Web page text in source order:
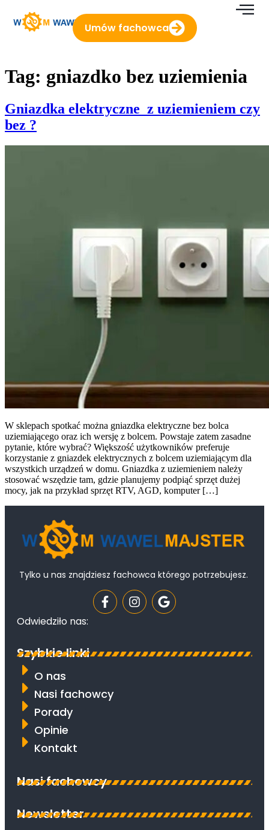
treści
Umów fachowca
Tag: gniazdko bez uziemienia
Gniazdka elektryczne z uziemieniem czy
bez ?
W sklepach spotkać można gniazdka elektryczne bez bolca
uziemiającego oraz ich wersję z bolcem. Powstaje zatem zasadne
pytanie, które wybrać? Większość użytkowników preferuje
korzystanie z gniazdek elektrycznych z bolcem uziemiającym dla
wszystkich urządzeń w domu. Gniazdka z uziemieniem należy
stosować wszędzie tam, gdzie planujemy podpiąć sprzęt dużej
mocy, jak na przykład sprzęt RTV, AGD, komputer […]
Tylko u nas znajdziesz fachowca którego potrzebujesz.
Odwiedziło nas:
Szybkie linki
O nas
Nasi fachowcy
Porady
Opinie
Kontakt
Nasi fachowcy
Newsletter